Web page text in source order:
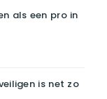
als een pro in
is net zo